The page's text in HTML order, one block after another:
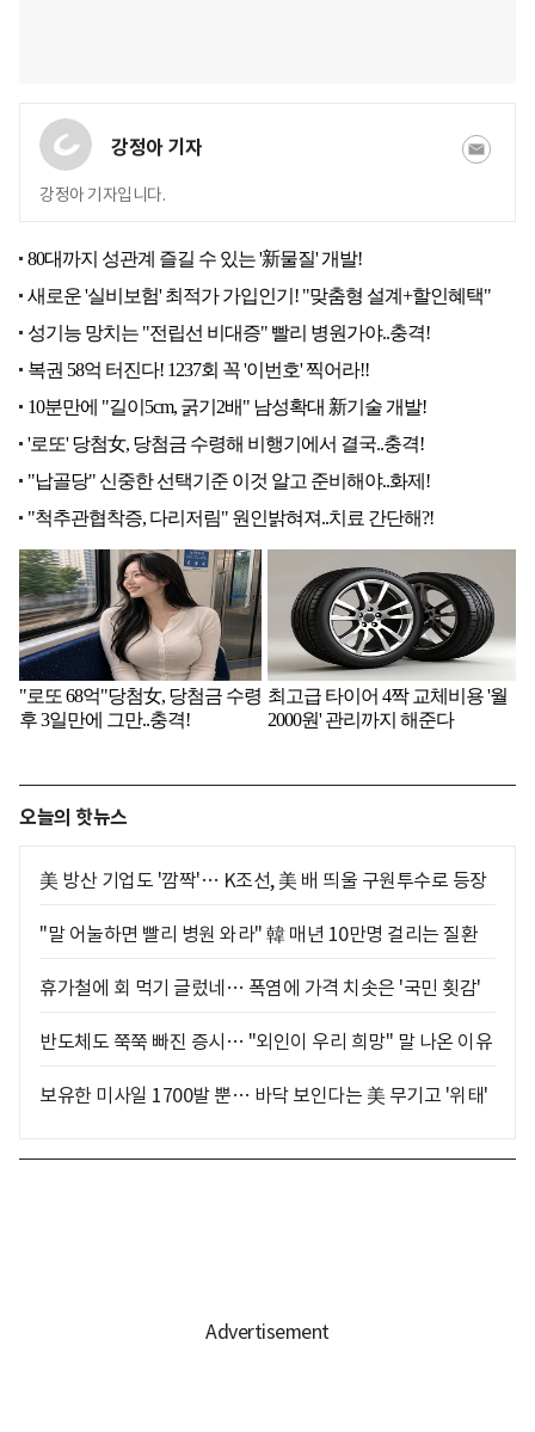
강정아 기자
강정아 기자입니다.
오늘의 핫뉴스
美 방산 기업도 '깜짝'… K조선, 美 배 띄울 구원투수로 등장
"말 어눌하면 빨리 병원 와라" 韓 매년 10만명 걸리는 질환
휴가철에 회 먹기 글렀네… 폭염에 가격 치솟은 '국민 횟감'
반도체도 쭉쭉 빠진 증시… "외인이 우리 희망" 말 나온 이유
보유한 미사일 1700발 뿐… 바닥 보인다는 美 무기고 '위태'